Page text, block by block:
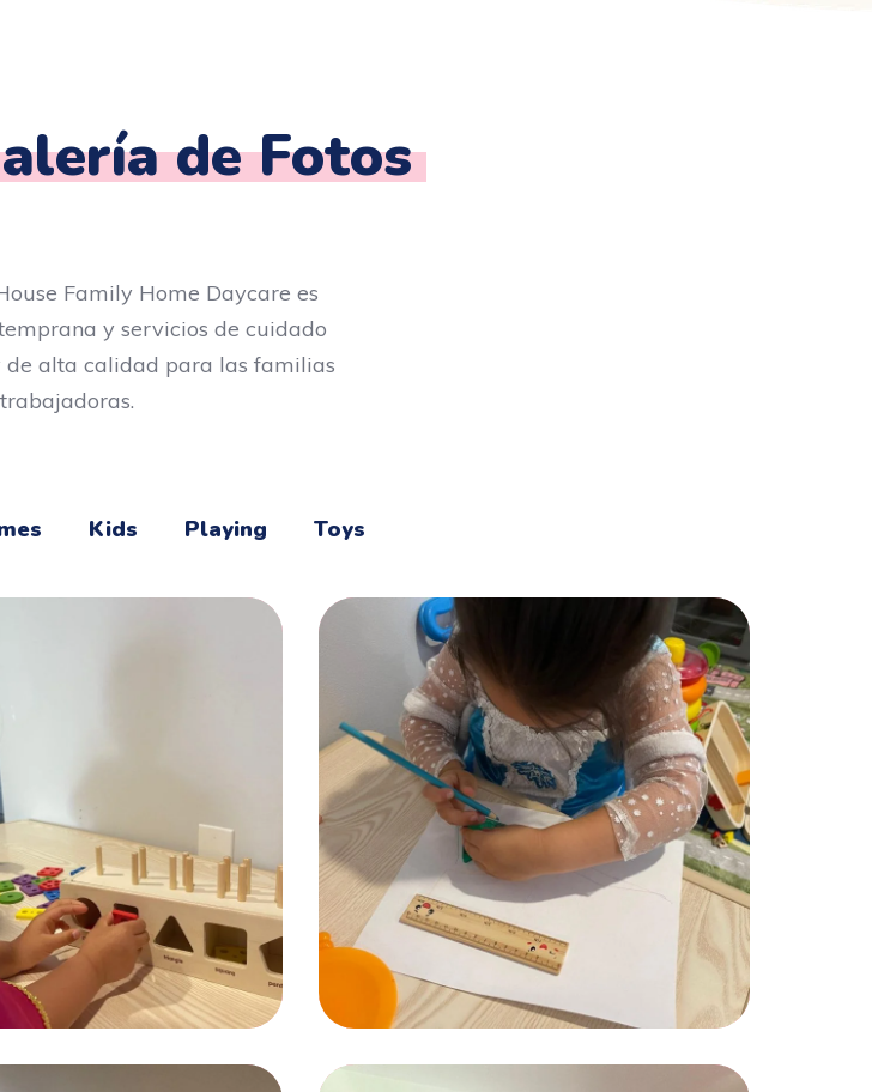
de Fotos
Family Home Daycare es
y servicios de cuidado
de alta calidad para las familias
trabajadoras.
Kids Playing Toys
Nanny
KIDS
Painting for Kids
ACTIVITES